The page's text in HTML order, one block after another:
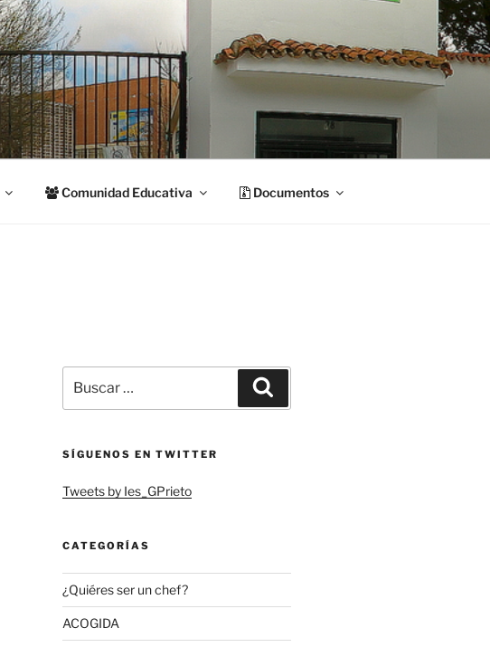
Comunidad Educativa Documentos
por:
SÍGUENOS EN TWITTER
Tweets by Ies_GPrieto
CATEGORÍAS
¿Quiéres ser un chef?
ACOGIDA